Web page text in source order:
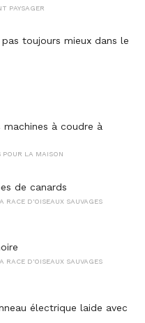
PAYSAGER
toujours mieux dans le
machines à coudre à
POUR LA MAISON
de canards
RACE D'OISEAUX SAUVAGES
RACE D'OISEAUX SAUVAGES
électrique laide avec